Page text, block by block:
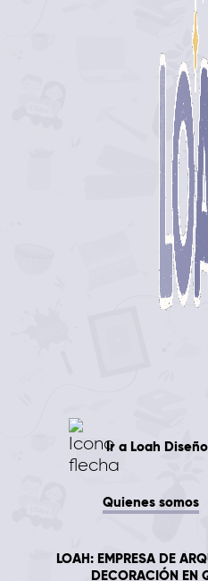
Ir a Loah
Quienes somos
LOAH: EMPRESA DE
DECORACIÓN EN